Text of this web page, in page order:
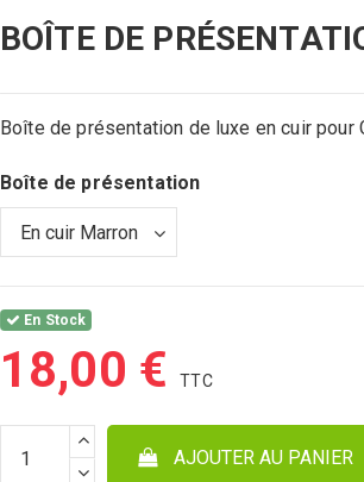
BOÎTE DE
Boîte de présentation de luxe en cuir
Boîte de présentation
En Stock
18,00 €
AJOUTER AU PANIER